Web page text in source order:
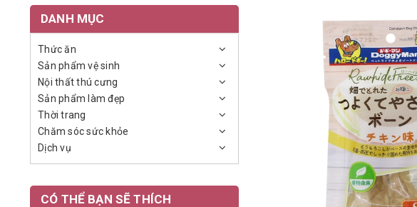
DANH MỤC
Thức ăn
Sản phẩm vệ sinh
Nội thất thú cưng
Sản phẩm làm đẹp
Thời trang
Chăm sóc sức khỏe
Dịch vụ
CÓ THỂ BẠN SẼ THÍCH